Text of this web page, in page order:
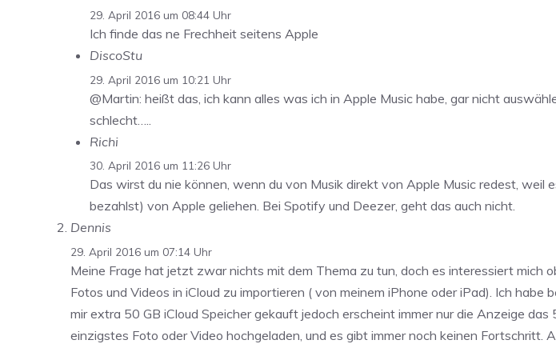
29. April 2016 um 08:44 Uhr
Ich finde das ne Frechheit seitens Apple
DiscoStu
29. April 2016 um 10:21 Uhr
@Martin: heißt das, ich kann alles was ich in Apple Music habe, gar nicht
schlecht…..
Richi
30. April 2016 um 11:26 Uhr
Das wirst du nie können, wenn du von Musik direkt von Apple Music redest, weil
bezahlst) von Apple geliehen. Bei Spotify und Deezer, geht das auch nicht.
Dennis
29. April 2016 um 07:14 Uhr
Meine Frage hat jetzt zwar nichts mit dem Thema zu tun, doch es interessiert mich
Fotos und Videos in iCloud zu importieren ( von meinem iPhone oder iPad). Ich
mir extra 50 GB iCloud Speicher gekauft jedoch erscheint immer nur die Anzeige
einzigstes Foto oder Video hochgeladen, und es gibt immer noch keinen